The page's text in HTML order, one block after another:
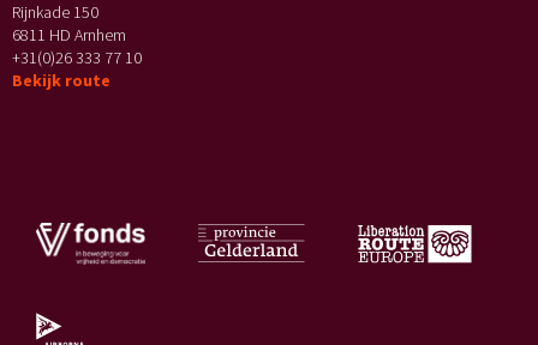
Rijnkade 150
6811 HD Arnhem
+31(0)26 333 77 10
Bekijk route